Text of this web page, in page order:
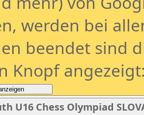
werden bei
beendet sind
Knopf
U16 Chess Olympiad